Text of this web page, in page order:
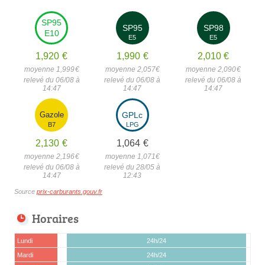
SP95
E10
1,920 €
moyenne 1,999€
relevé du 06/08 à
14:47
SP95
E5
1,990 €
moyenne 2,057€
relevé du 06/08 à
14:47
SP98
E5
2,010 €
moyenne 2,090€
relevé du 06/08 à
14:47
Gazole
B7
2,130 €
moyenne 2,196€
relevé du 06/08 à
14:47
GPLc
LPG
1,064 €
moyenne 1,071€
relevé du 28/05 à
12:43
Source prix-carburants.gouv.fr
Horaires
Lundi
24h/24
Mardi
24h/24